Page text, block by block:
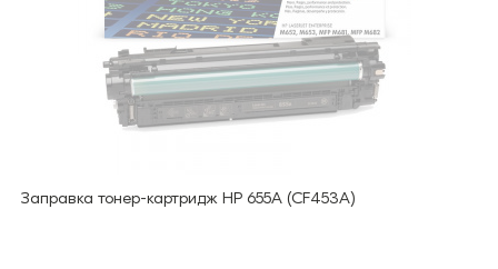
Заправка тонер-картридж HP 655A (CF453A)